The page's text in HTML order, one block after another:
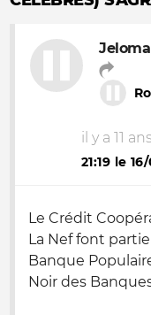
il y a 11 ans
21:19 le
Le Crédit
La Nef font
Banque
Noir des